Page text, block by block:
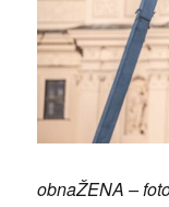
obnaŽENA –